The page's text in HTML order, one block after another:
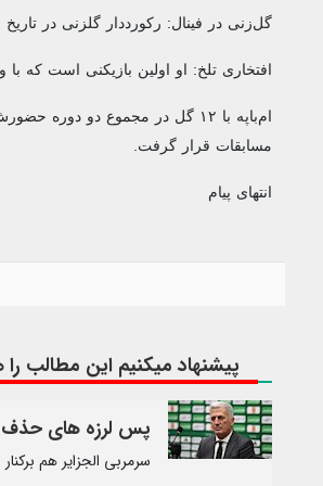
گل‌زنی در فینال: رکورددار گلزنی در تاریخ
افتخاری تلخ: او اولین بازیکنی است که
مسابقات قرار گرفت.
انتهای پیام
پیشنهاد میکنیم این مطالب را
پس لرزه های حذف
سرمربی الجزایر هم